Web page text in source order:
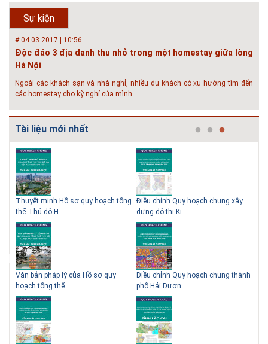
Sự kiện
& Mỹ và các vấn đề áp dụng tại Việt Nam” được tổ chức bởi HOUSELINK
sẽ diễn ra vào 14h00 ngày 26/06/2018 tại Khách sạn Pan Pacific, Hà Nội
và ngày 28/...
# 04.03.2017 | 10:56
Độc đáo 3 địa danh thu nhỏ trong một homestay giữa lòng
Hà Nội
Ngoài các khách sạn và nhà nghỉ, nhiều du khách có xu hướng tìm đến
các homestay cho kỳ nghỉ của mình.
# 05.04.2025 | 17:16
Tuyển sinh 2025, Khoa kỹ thuật hạ tầng và môi trường đô thị
- Đại học Kiến trúc...
Thông tin tuyển sinh đại học 2025 Khoa kỹ thuật hạ tầng và môi trường
đô thị - Đại học Kiến trúc Hà Nội Tuyển sinh đại học với 280 chỉ tiêu, thời
gian đào tạo 4,5 năm
Tài liệu mới nhất
Thuyết minh Hồ sơ quy hoạch tổng
thể Thủ đô H...
Văn bản pháp lý của Hồ sơ quy
hoạch tổng thể...
Điều chỉnh Quy hoạch chung xây
dựng đô thị Ki...
Điều chỉnh Quy hoạch chung thành
phố Hải Dươn...